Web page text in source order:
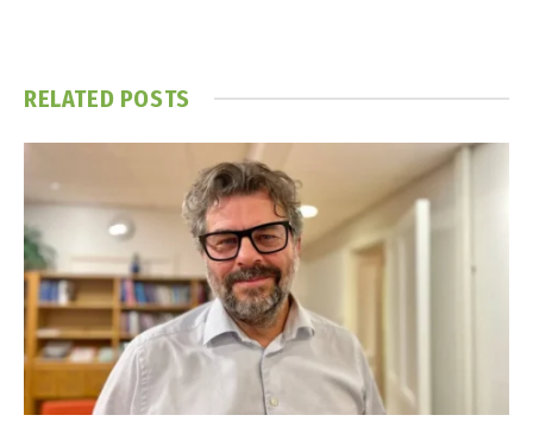
RELATED POSTS